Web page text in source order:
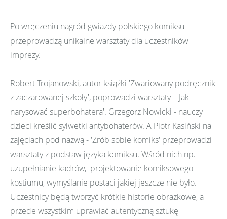
Po wręczeniu nagród gwiazdy polskiego komiksu
przeprowadzą unikalne warsztaty dla uczestników
imprezy.
Robert Trojanowski, autor książki 'Zwariowany podręcznik
z zaczarowanej szkoły', poprowadzi warsztaty - 'Jak
narysować superbohatera'. Grzegorz Nowicki - nauczy
dzieci kreślić sylwetki antybohaterów. A Piotr Kasiński na
zajęciach pod nazwą - 'Zrób sobie komiks' przeprowadzi
warsztaty z podstaw języka komiksu. Wśród nich np.
uzupełnianie kadrów, projektowanie komiksowego
kostiumu, wymyślanie postaci jakiej jeszcze nie było.
Uczestnicy będą tworzyć krótkie historie obrazkowe, a
przede wszystkim uprawiać autentyczną sztukę